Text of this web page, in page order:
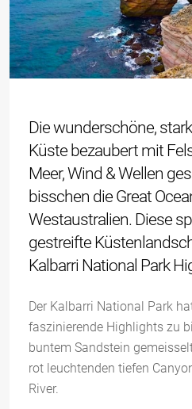
Die wunderschöne,
Küste bezaubert mit
Meer, Wind & Wellen
bisschen die Great
Westaustralien. Diese
gestreifte
Kalbarri National Park
Der Kalbarri National Park
faszinierende Highlights zu
buntem Sandstein
rot leuchtenden tiefen
River.